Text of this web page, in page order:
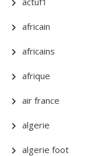
africain
africains
afrique
air france
algerie
algerie foot